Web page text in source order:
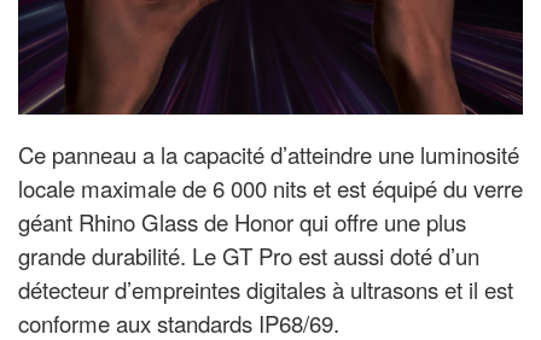
Ce panneau a la capacité d’atteindre une luminosité
locale maximale de 6 000 nits et est équipé du verre
géant Rhino Glass de Honor qui offre une plus
grande durabilité. Le GT Pro est aussi doté d’un
détecteur d’empreintes digitales à ultrasons et il est
conforme aux standards IP68/69.